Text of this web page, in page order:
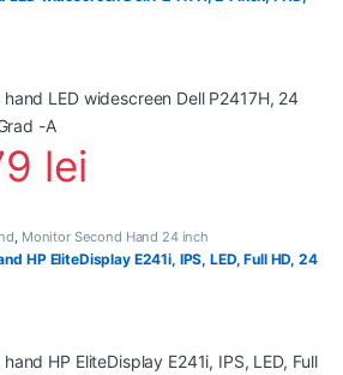
lei
, Monitor Second Hand 24 inch
HP EliteDisplay E241i, IPS, LED, Full HD, 24